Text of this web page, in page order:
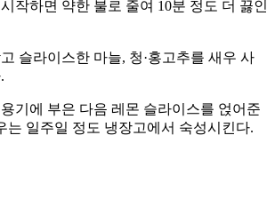
작하면 약한 불로 줄여 10분 정도 더 끓인
슬라이스한 마늘, 청·홍고추를 새우 사
기에 부은 다음 레몬 슬라이스를 얹어준
는 일주일 정도 냉장고에서 숙성시킨다.